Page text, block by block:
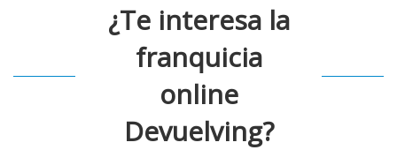
¿Te interesa la
franquicia
online
Devuelving?